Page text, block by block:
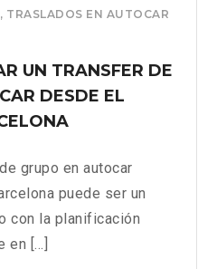
, TRASLADOS EN AUTOCAR
UN TRANSFER DE
DESDE EL
grupo en autocar
puede ser un
con la planificación
en [...]